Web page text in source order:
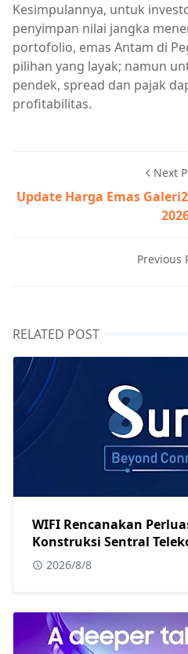
Kesimpulannya, untuk
penyimpan nilai jangka
portofolio, emas Antam di
pilihan yang layak; namun
pendek, spread dan pajak
profitabilitas.
Next
Update Harga Emas
Previous
RELATED POST
WIFI Rencanakan
Konstruksi Sentral
2026/8/8